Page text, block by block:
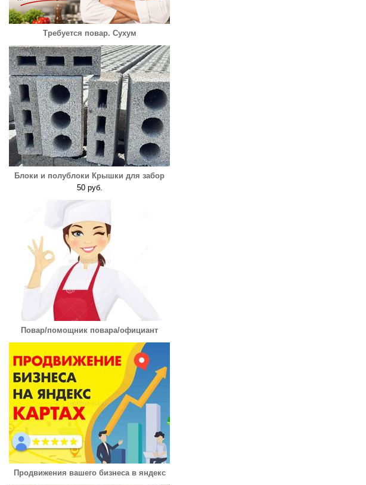
Требуется повар. Сухум
Блоки и полублоки Крышки для забор
50 руб.
Повар/помощник повара/официант
Продвижения вашего бизнеса в яндекс